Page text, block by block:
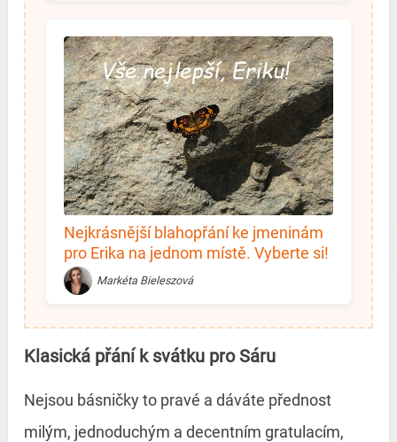
Nejkrásnější blahopřání ke jmeninám
pro Erika na jednom místě. Vyberte si!
Markéta Bieleszová
Klasická přání k svátku pro Sáru
Nejsou básničky to pravé a dáváte přednost
milým, jednoduchým a decentním gratulacím,